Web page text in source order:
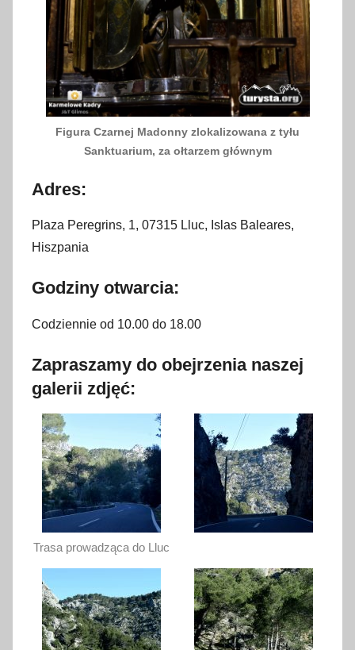
Figura Czarnej Madonny zlokalizowana z tyłu
Sanktuarium, za ołtarzem głównym
Adres:
Plaza Peregrins, 1, 07315 Lluc, Islas Baleares,
Hiszpania
Godziny otwarcia:
Codziennie od 10.00 do 18.00
Zapraszamy do obejrzenia naszej
galerii zdjęć:
Trasa prowadząca do Lluc